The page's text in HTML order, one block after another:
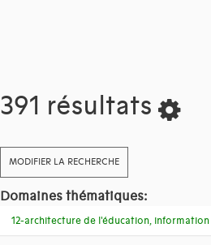
391 résultats
MODIFIER LA RECHERCHE
Domaines thématiques:
12-architecture de l'éducation, information